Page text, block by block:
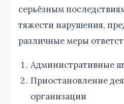
серьёзным
тяжести нарушения,
различные меры
Административные
Приостановление
организации